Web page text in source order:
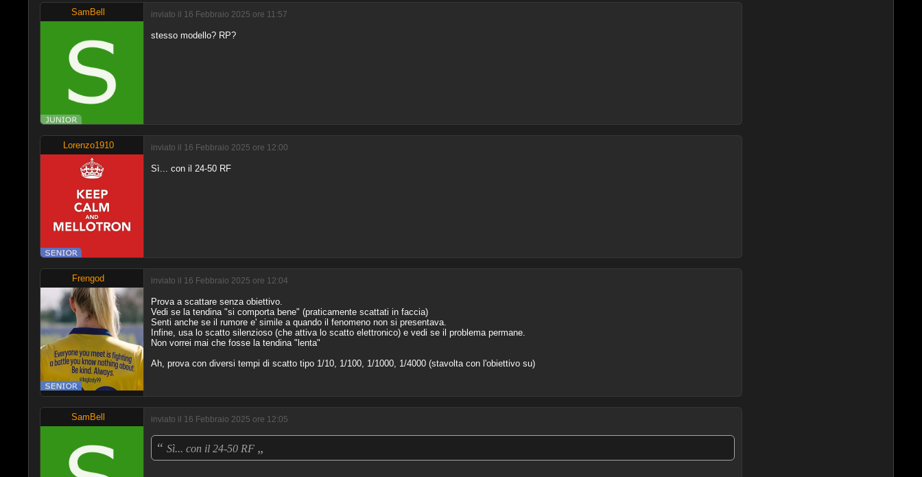
SamBell inviato il 16 Febbraio 2025 ore 11:57
stesso modello? RP?
Lorenzo1910 inviato il 16 Febbraio 2025 ore 12:00
Sì... con il 24-50 RF
Frengod inviato il 16 Febbraio 2025 ore 12:04
Prova a scattare senza obiettivo.
Vedi se la tendina "si comporta bene" (praticamente scattati in faccia)
Senti anche se il rumore e' simile a quando il fenomeno non si presentava.
Infine, usa lo scatto silenzioso (che attiva lo scatto elettronico) e vedi se il problema permane.
Non vorrei mai che fosse la tendina "lenta"
Ah, prova con diversi tempi di scatto tipo 1/10, 1/100, 1/1000, 1/4000 (stavolta con l'obiettivo su)
SamBell inviato il 16 Febbraio 2025 ore 12:05
“ Sì... con il 24-50 RF „